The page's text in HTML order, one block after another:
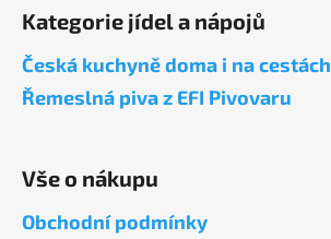
Kategorie jídel a nápojů
Česká kuchyně doma i na cestách
Řemeslná piva z EFI Pivovaru
Vše o nákupu
Obchodní podmínky